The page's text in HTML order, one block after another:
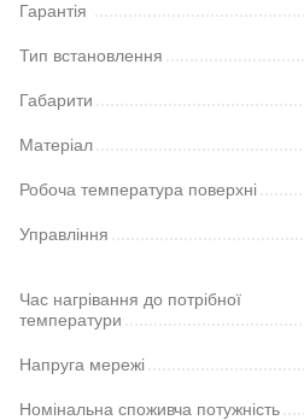
Гарантія
Тип встановлення
Габарити
Матеріал
Робоча температура поверхні
Управління
Час нагрівання до потрібної
температури
Напруга мережі
Номінальна споживча потужність